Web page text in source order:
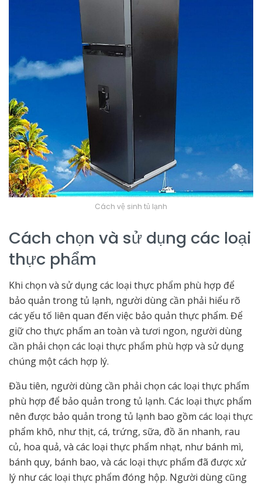
Cách vệ sinh tủ lạnh
Cách chọn và sử dụng các loại
thực phẩm
Khi chọn và sử dụng các loại thực phẩm phù hợp để
bảo quản trong tủ lạnh, người dùng cần phải hiểu rõ
các yếu tố liên quan đến việc bảo quản thực phẩm. Để
giữ cho thực phẩm an toàn và tươi ngon, người dùng
cần phải chọn các loại thực phẩm phù hợp và sử dụng
chúng một cách hợp lý.
Đầu tiên, người dùng cần phải chọn các loại thực phẩm
phù hợp để bảo quản trong tủ lạnh. Các loại thực phẩm
nên được bảo quản trong tủ lạnh bao gồm các loại thực
phẩm khô, như thịt, cá, trứng, sữa, đồ ăn nhanh, rau
củ, hoa quả, và các loại thực phẩm nhạt, như bánh mì,
bánh quy, bánh bao, và các loại thực phẩm đã được xử
lý như các loại thực phẩm đóng hộp. Người dùng cũng